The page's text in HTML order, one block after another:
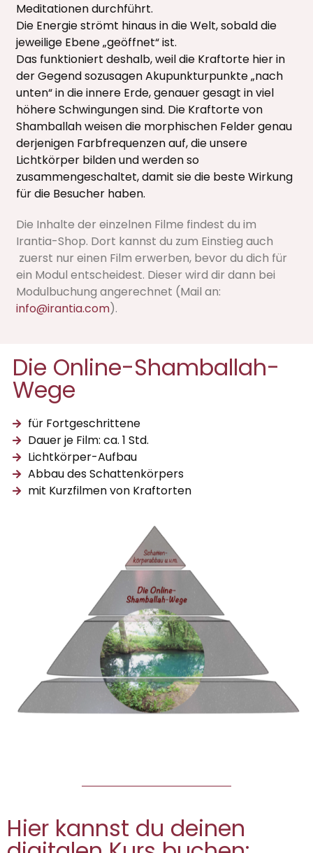
Meditationen durchführt.
Die Energie strömt hinaus in die Welt, sobald die
jeweilige Ebene „geöffnet“ ist.
Das funktioniert deshalb, weil die Kraftorte hier in
der Gegend sozusagen Akupunkturpunkte „nach
unten“ in die innere Erde, genauer gesagt in viel
höhere Schwingungen sind. Die Kraftorte von
Shamballah weisen die morphischen Felder genau
derjenigen Farbfrequenzen auf, die unsere
Lichtkörper bilden und werden so
zusammengeschaltet, damit sie die beste Wirkung
für die Besucher haben.
Die Inhalte der einzelnen Filme findest du im
Irantia-Shop. Dort kannst du zum Einstieg auch
zuerst nur einen Film erwerben, bevor du dich für
ein Modul entscheidest. Dieser wird dir dann bei
Modulbuchung angerechnet (Mail an:
info@irantia.com).
Die Online-Shamballah-
Wege
für Fortgeschrittene
Dauer je Film: ca. 1 Std.
Lichtkörper-Aufbau
Abbau des Schattenkörpers
mit Kurzfilmen von Kraftorten
Hier kannst du deinen